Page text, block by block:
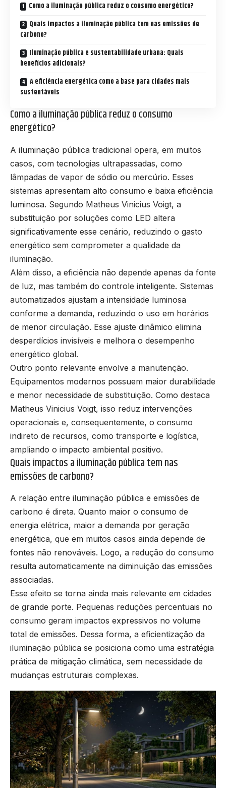
Como a iluminação pública reduz o consumo energético?
Quais impactos a iluminação pública tem nas emissões de
carbono?
Iluminação pública e sustentabilidade urbana: Quais
benefícios adicionais?
A eficiência energética como a base para cidades mais
sustentáveis
Como a iluminação pública reduz o consumo
energético?
A iluminação pública tradicional opera, em muitos
casos, com tecnologias ultrapassadas, como
lâmpadas de vapor de sódio ou mercúrio. Esses
sistemas apresentam alto consumo e baixa eficiência
luminosa. Segundo Matheus Vinicius Voigt, a
substituição por soluções como LED altera
significativamente esse cenário, reduzindo o gasto
energético sem comprometer a qualidade da
iluminação.
Além disso, a eficiência não depende apenas da fonte
de luz, mas também do controle inteligente. Sistemas
automatizados ajustam a intensidade luminosa
conforme a demanda, reduzindo o uso em horários
de menor circulação. Esse ajuste dinâmico elimina
desperdícios invisíveis e melhora o desempenho
energético global.
Outro ponto relevante envolve a manutenção.
Equipamentos modernos possuem maior durabilidade
e menor necessidade de substituição. Como destaca
Matheus Vinicius Voigt, isso reduz intervenções
operacionais e, consequentemente, o consumo
indireto de recursos, como transporte e logística,
ampliando o impacto ambiental positivo.
Quais impactos a iluminação pública tem nas
emissões de carbono?
A relação entre iluminação pública e emissões de
carbono é direta. Quanto maior o consumo de
energia elétrica, maior a demanda por geração
energética, que em muitos casos ainda depende de
fontes não renováveis. Logo, a redução do consumo
resulta automaticamente na diminuição das emissões
associadas.
Esse efeito se torna ainda mais relevante em cidades
de grande porte. Pequenas reduções percentuais no
consumo geram impactos expressivos no volume
total de emissões. Dessa forma, a eficientização da
iluminação pública se posiciona como uma estratégia
prática de mitigação climática, sem necessidade de
mudanças estruturais complexas.